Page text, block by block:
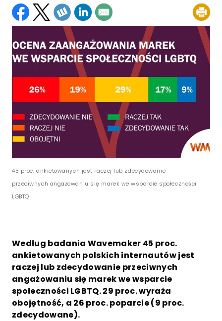
45 proc. ankietowanych jest raczej lub zdecydowanie
przeciwnych angażowaniu się marek we wsparcie społeczności
LGBTQ
Według badania Wavemaker 45 proc.
ankietowanych polskich internautów jest
raczej lub zdecydowanie przeciwnych
angażowaniu się marek we wsparcie
społeczności LGBTQ. 29 proc. wyraża
obojętność, a 26 proc. poparcie (9 proc.
zdecydowane).